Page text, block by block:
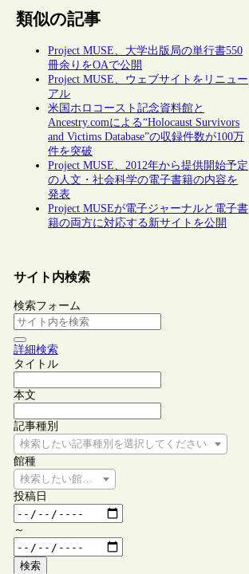
類似の記事
Project MUSE、大学出版局の単行書550
冊余りをOAで公開
Project MUSE、ウェブサイトをリニュー
アル
米国ホロコースト記念資料館と
Ancestry.comによる“Holocaust Survivors
and Victims Database”の収録件数が100万
件を突破
Project MUSE、2012年から提供開始予定
の人文・社会科学の電子書籍の内容を
発表
Project MUSEが電子ジャーナルと電子書
籍の両方に対応する新サイトを公開
サイト内検索
検索フォーム
詳細検索
タイトル
本文
記事種別
検索したい記事種別を選択してください
館種
検索したい館種を選択してください
投稿日
～
検索